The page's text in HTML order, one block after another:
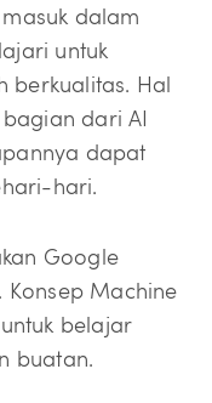
dalam
untuk
berkualitas. Hal
dari AI
dapat
hari.
Google
Konsep Machine
belajar
buatan.